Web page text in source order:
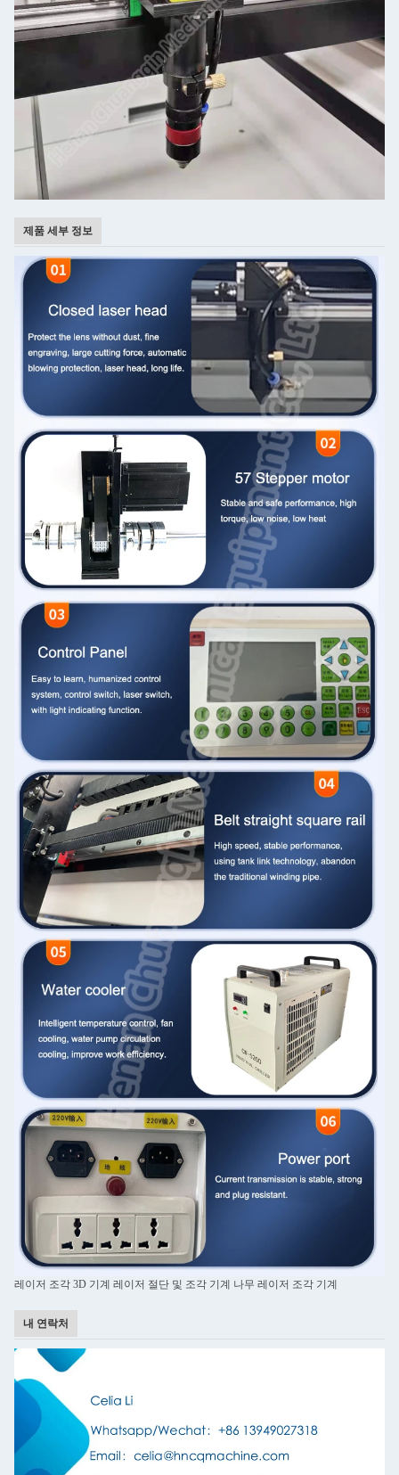
제품 세부 정보
레이저 조각 3D 기계 레이저 절단 및 조각 기계 나무 레이저 조각 기계
내 연락처